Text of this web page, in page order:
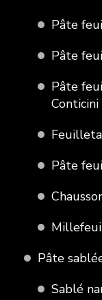
Pâte
Pâte
Pâte
Conticini
Pâte
Pâte
Sablé